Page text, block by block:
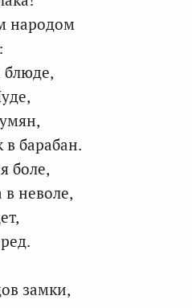
народом
блюде,
в барабан.
боле,
в неволе,
замки,